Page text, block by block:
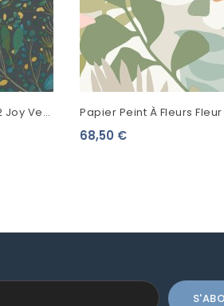
Joy Vert
Papier Peint À Fleurs
Happy Taupe FD26453
68,50 €